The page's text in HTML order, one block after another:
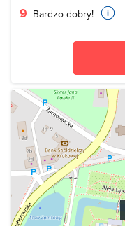
9 Bardzo dobry!